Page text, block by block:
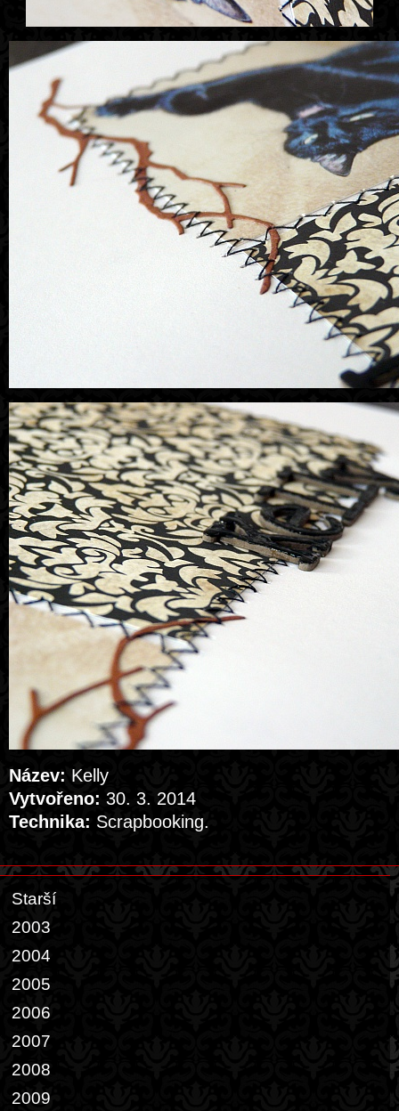
Název: Kelly
Vytvořeno: 30. 3. 2014
Technika: Scrapbooking.
Starší
2003
2004
2005
2006
2007
2008
2009